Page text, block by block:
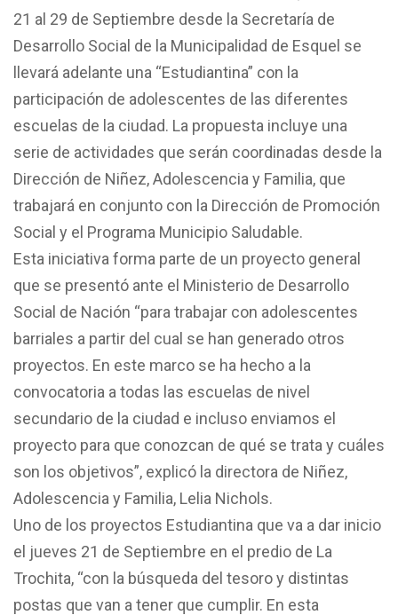
21 al 29 de Septiembre desde la Secretaría de
Desarrollo Social de la Municipalidad de Esquel se
llevará adelante una “Estudiantina” con la
participación de adolescentes de las diferentes
escuelas de la ciudad. La propuesta incluye una
serie de actividades que serán coordinadas desde la
Dirección de Niñez, Adolescencia y Familia, que
trabajará en conjunto con la Dirección de Promoción
Social y el Programa Municipio Saludable.
Esta iniciativa forma parte de un proyecto general
que se presentó ante el Ministerio de Desarrollo
Social de Nación “para trabajar con adolescentes
barriales a partir del cual se han generado otros
proyectos. En este marco se ha hecho a la
convocatoria a todas las escuelas de nivel
secundario de la ciudad e incluso enviamos el
proyecto para que conozcan de qué se trata y cuáles
son los objetivos”, explicó la directora de Niñez,
Adolescencia y Familia, Lelia Nichols.
Uno de los proyectos Estudiantina que va a dar inicio
el jueves 21 de Septiembre en el predio de La
Trochita, “con la búsqueda del tesoro y distintas
postas que van a tener que cumplir. En esta